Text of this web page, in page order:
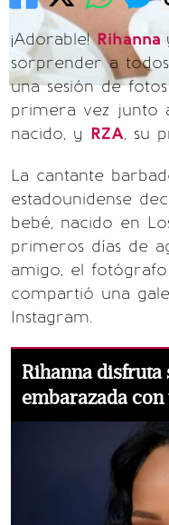
¡Adorable!Rihanna
sorprender a
una sesión de
primera vez junto
nacido, y RZA, su
La cantante
estadounidense
bebé, nacido en
primeros días de
amigo, el fotógrafo
compartió una
Instagram.
Rihanna disfruta
embarazada